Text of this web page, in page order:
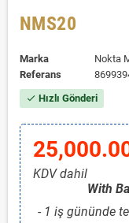
NMS20
Marka
Nokta
Referans
check Hızlı Gönderi
KDV dahil
With
1 iş gününde